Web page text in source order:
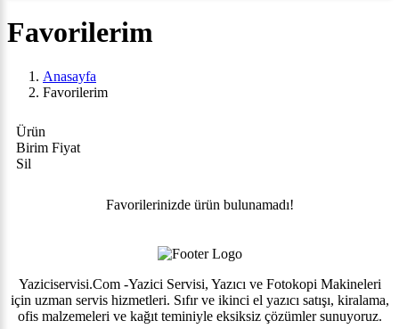
Favorilerim
Anasayfa
Favorilerim
Ürün
Birim Fiyat
Sil
Favorilerinizde ürün bulunamadı!
Yaziciservisi.Com -Yazici Servisi, Yazıcı ve Fotokopi Makineleri
için uzman servis hizmetleri. Sıfır ve ikinci el yazıcı satışı, kiralama,
ofis malzemeleri ve kağıt teminiyle eksiksiz çözümler sunuyoruz.